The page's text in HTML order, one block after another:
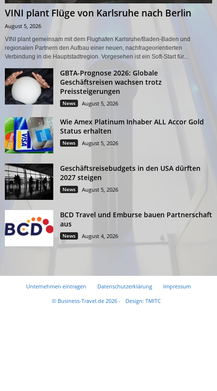
VINI plant Flüge von Karlsruhe nach Berlin
August 5, 2026
VINI plant gemeinsam mit dem Flughafen Karlsruhe/Baden-Baden und
regionalen Partnern den Aufbau einer neuen, nachfrageorientierten
Verbindung in die Hauptstadtregion. Vorgesehen ist ein Soft-Start für...
GBTA-Prognose 2026: Globale
Geschäftsreisen wachsen trotz
Preissteigerungen
News August 5, 2026
Wie Amex Platinum Inhaber ALL Accor Gold
Status erhalten
News August 5, 2026
Geschäftsreisebudgets in den USA dürften
2027 steigen
News August 5, 2026
BCD Travel und Emburse bauen Partnerschaft
aus
News August 4, 2026
Unternehmen eintragen Datenschutzerklärung
Impressum
© Business-Travel.de 2026 -
Design: TMITC